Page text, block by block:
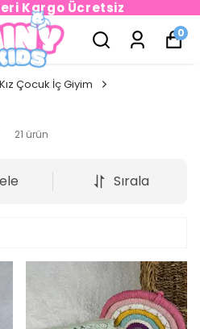
Kargo Ücretsiz
0
Kız Çocuk İç Giyim
21 ürün
Sırala